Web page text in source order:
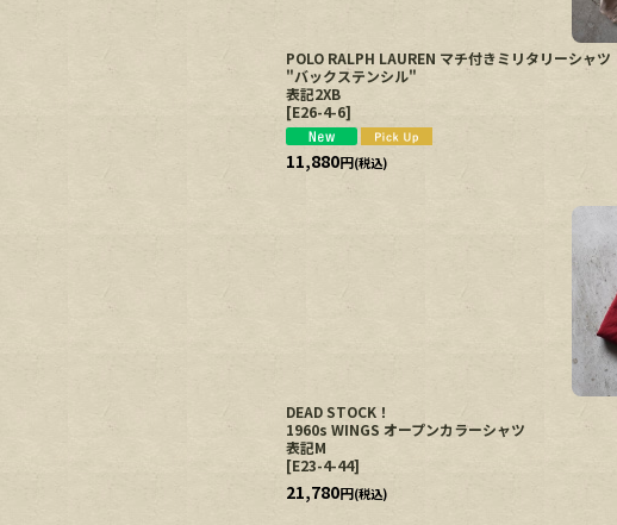
POLO RALPH LAUREN マチ付きミリタリーシャツ
"バックステンシル"
表記2XB
[E26-4-6]
11,880円(税込)
DEAD STOCK！
1960s WINGS オープンカラーシャツ
表記M
[E23-4-44]
21,780円(税込)